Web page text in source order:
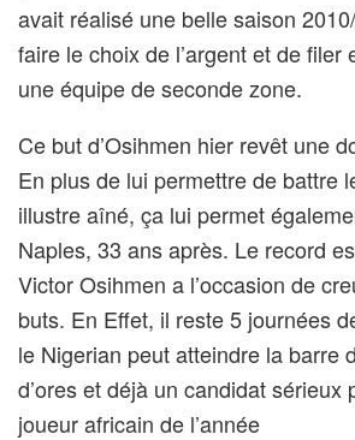
avait réalisé une belle saison
faire le choix de l’argent et de filer
une équipe de seconde zone.
Ce but d’Osihmen hier revêt une
En plus de lui permettre de battre
illustre aîné, ça lui permet
Naples, 33 ans après. Le record
Victor Osihmen a l’occasion de
buts. En Effet, il reste 5 journées
le Nigerian peut atteindre la barre
d’ores et déjà un candidat sérieux
joueur africain de l’année